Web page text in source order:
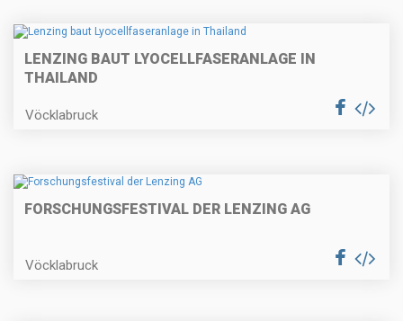
LENZING BAUT LYOCELLFASERANLAGE IN
THAILAND
Vöcklabruck
FORSCHUNGSFESTIVAL DER LENZING AG
Vöcklabruck